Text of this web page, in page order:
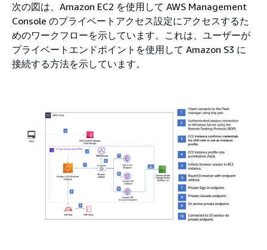
次の図は、Amazon EC2 を使用して AWS Management
Console のプライベートアクセス設定にアクセスするた
めのワークフローを示しています。これは、ユーザーが
プライベートエンドポイントを使用して Amazon S3 に
接続する方法を示しています。